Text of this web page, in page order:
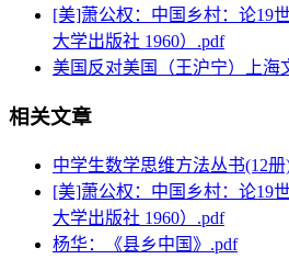
[美]萧公权：中国乡村：论19
大学出版社 1960）.pdf
美国反对美国（王沪宁）上海
相关文章
中学生数学思维方法丛书(12册
[美]萧公权：中国乡村：论19
大学出版社 1960）.pdf
杨华：《县乡中国》.pdf